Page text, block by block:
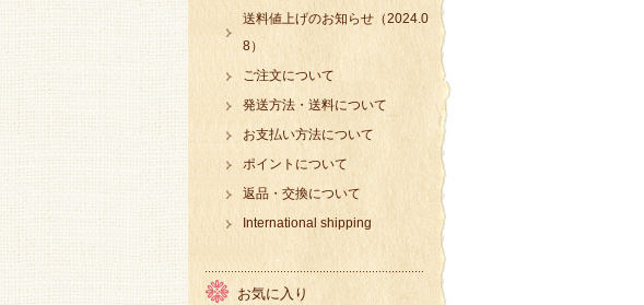
送料値上げのお知らせ（2024.0
8）
ご注文について
発送方法・送料について
お支払い方法について
ポイントについて
返品・交換について
International shipping
お気に入り